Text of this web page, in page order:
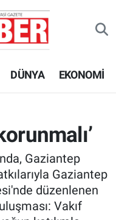
DÜNYA EKONOMİ
Gaziantep
Gaziantep
düzenlenen
Vakıf